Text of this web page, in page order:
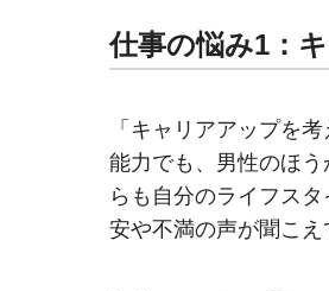
仕事の悩み1：
「キャリアアップを
能力でも、男性のほ
らも自分のライフス
安や不満の声が聞こえ